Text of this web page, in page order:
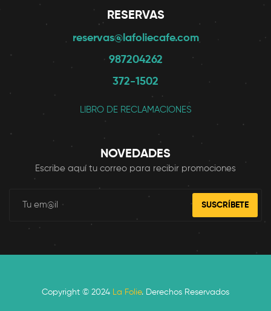
RESERVAS
reservas@lafoliecafe.com
987204262
372-1502
LIBRO DE RECLAMACIONES
NOVEDADES
Escribe aquí tu correo para recibir promociones
SUSCRÍBETE
Copyright © 2024 La Folie. Derechos Reservados